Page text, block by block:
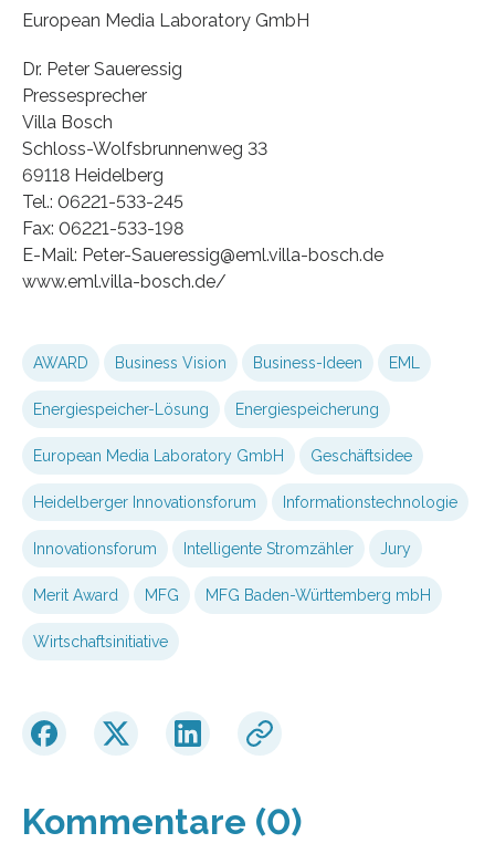
European Media Laboratory GmbH
Dr. Peter Saueressig
Pressesprecher
Villa Bosch
Schloss-Wolfsbrunnenweg 33
69118 Heidelberg
Tel.: 06221-533-245
Fax: 06221-533-198
E-Mail: Peter-Saueressig@eml.villa-bosch.de
www.eml.villa-bosch.de/
AWARD Business Vision Business-Ideen EML
Energiespeicher-Lösung Energiespeicherung
European Media Laboratory GmbH Geschäftsidee
Heidelberger Innovationsforum Informationstechnologie
Innovationsforum Intelligente Stromzähler Jury
Merit Award MFG MFG Baden-Württemberg mbH
Wirtschaftsinitiative
Kommentare (0)